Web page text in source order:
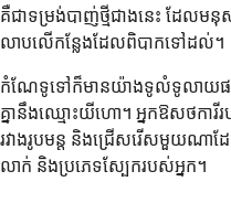
គឺជាទម្រង់បាញ់ថ្មីជាងនេះ ដែល
លាបលើកន្លែងដែលពិបាកទៅដល់។
កំណែទូទៅក៏មានយ៉ាងទូលំទូលាយផង
គ្នានឹងឈ្មោះយីហោ។ អ្នកឱសថការី
រវាងរូបមន្ត និងជ្រើសរើសមួយណាដ
លាក់ និងប្រភេទស្បែករបស់អ្នក។